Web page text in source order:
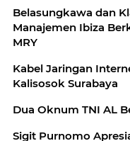
Belasungkawa dan
Manajemen Ibiza
MRY
Kabel Jaringan
Kalisosok Surabaya
Dua Oknum TNI AL
Sigit Purnomo